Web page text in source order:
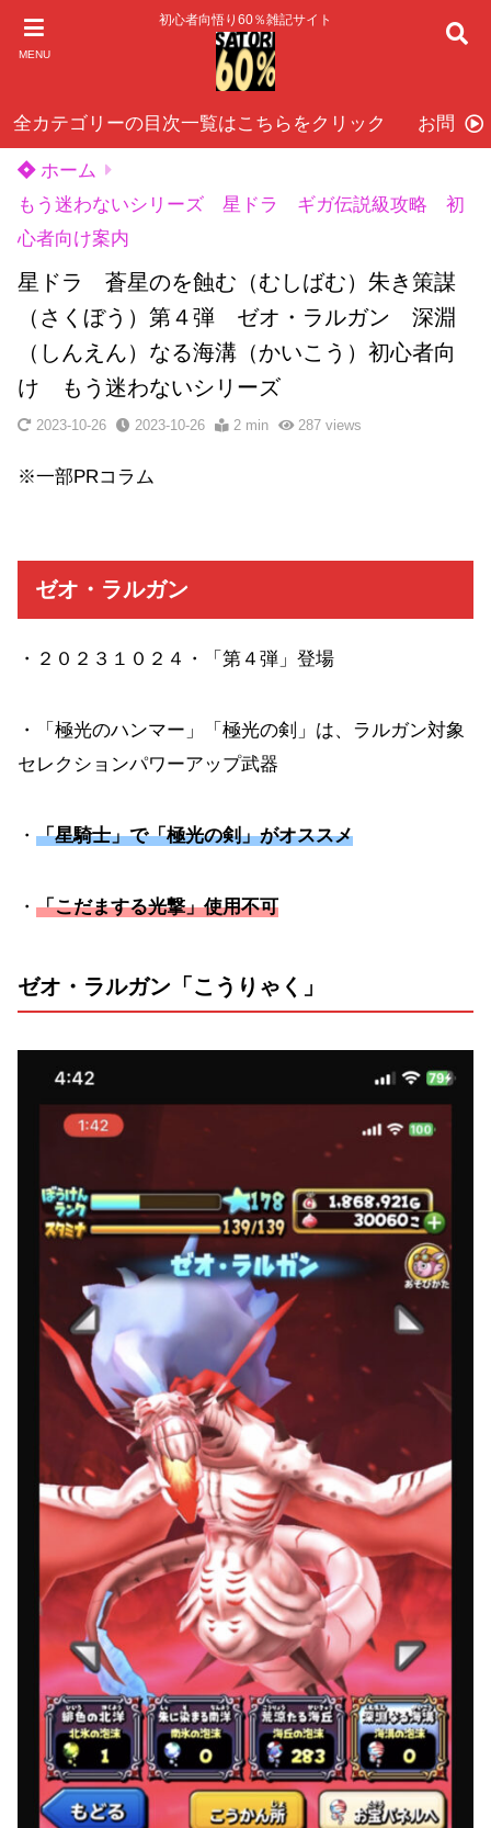
MENU
初心者向悟り60％雑記サイト
全カテゴリーの目次一覧はこちらをクリック お問い
ホーム
もう迷わないシリーズ 星ドラ ギガ伝説級攻略 初
心者向け案内
星ドラ 蒼星のを蝕む（むしばむ）朱き策謀
（さくぼう）第４弾 ゼオ・ラルガン 深淵
（しんえん）なる海溝（かいこう）初心者向
け もう迷わないシリーズ
2023-10-26 2023-10-26 2 min 287views
※一部PRコラム
ゼオ・ラルガン
・２０２３１０２４・「第４弾」登場
・「極光のハンマー」「極光の剣」は、ラルガン対象
セレクションパワーアップ武器
・ 「星騎士」で「極光の剣」がオススメ
・ 「こだまする光撃」使用不可
ゼオ・ラルガン「こうりゃく」